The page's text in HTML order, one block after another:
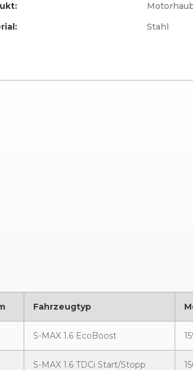
Stahl
Fahrzeugtyp
S-MAX 1.6 EcoBoost
S-MAX 1.6 TDCi Start/Stopp